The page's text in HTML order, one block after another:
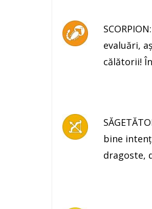
evaluări,
călătorii!
bine
dragoste,